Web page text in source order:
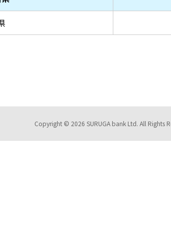
Copyright © 2026 SURUGA bank Ltd. All Rights